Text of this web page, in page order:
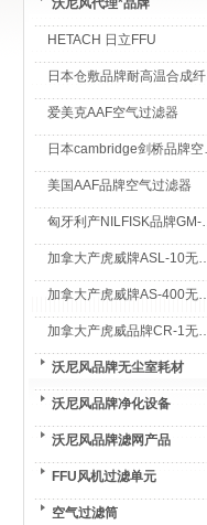
沃尼风代理*品牌
HETACH 日立FFU
日本仓敷品牌耐高温合成纤维过滤棉
爱美克AAF空气过滤器
日本cambridge剑桥品牌空气过滤器
美国AAF品牌空气过滤器
匈牙利产NILFISK品牌GM-80无尘室专用吸尘器
加拿大产虎威牌ASL-10无尘室专用吸尘器
加拿大产虎威牌AS-400无尘室专用吸尘器
加拿大产虎威品牌CR-1无尘室专用吸尘器
沃尼风品牌无尘室耗材
沃尼风品牌净化设备
沃尼风品牌滤网产品
FFU风机过滤单元
空气过滤筒